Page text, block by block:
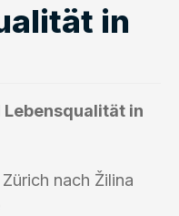
in
in
nach Žilina